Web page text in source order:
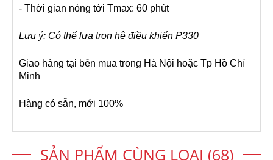
- Thời gian nóng tới Tmax: 60 phút
Lưu ý: Có thể lựa trọn hệ điều khiển P330
Giao hàng tại bên mua trong Hà Nội hoặc Tp Hồ Chí
Minh
Hàng có sẵn, mới 100%
SẢN PHẨM CÙNG LOẠI (68)